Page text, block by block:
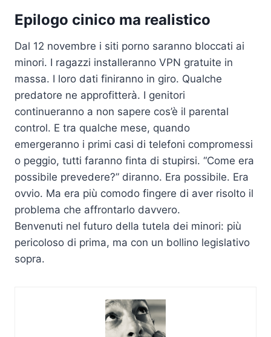
Epilogo cinico ma realistico
Dal 12 novembre i siti porno saranno bloccati ai
minori. I ragazzi installeranno VPN gratuite in
massa. I loro dati finiranno in giro. Qualche
predatore ne approfitterà. I genitori
continueranno a non sapere cos’è il parental
control. E tra qualche mese, quando
emergeranno i primi casi di telefoni compromessi
o peggio, tutti faranno finta di stupirsi. “Come era
possibile prevedere?” diranno. Era possibile. Era
ovvio. Ma era più comodo fingere di aver risolto il
problema che affrontarlo davvero.
Benvenuti nel futuro della tutela dei minori: più
pericoloso di prima, ma con un bollino legislativo
sopra.